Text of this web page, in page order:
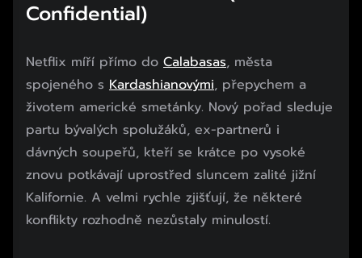
Confidential)
Netflix míří přímo do Calabasas, města
spojeného s Kardashianovými, přepychem a
životem americké smetánky. Nový pořad sleduje
partu bývalých spolužáků, ex-partnerů i
dávných soupeřů, kteří se krátce po vysoké
znovu potkávají uprostřed sluncem zalité jižní
Kalifornie. A velmi rychle zjišťují, že některé
konflikty rozhodně nezůstaly minulostí.